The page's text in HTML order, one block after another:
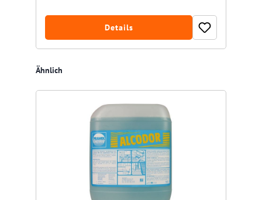
Details
Produktgalerie überspringen
Ähnlich